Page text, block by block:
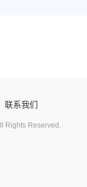
联系我们
Rights Reserved.